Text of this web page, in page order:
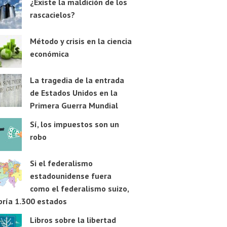
¿Existe la maldición de los
rascacielos?
Método y crisis en la ciencia
económica
La tragedia de la entrada
de Estados Unidos en la
Primera Guerra Mundial
Sí, los impuestos son un
robo
Si el federalismo
estadounidense fuera
como el federalismo suizo,
1.300 estados
Libros sobre la libertad